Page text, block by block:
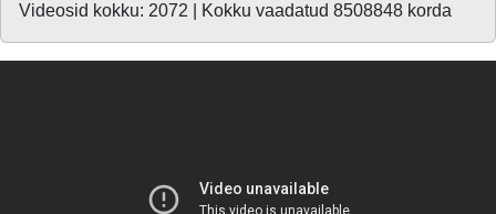
Videosid kokku: 2072 | Kokku vaadatud 8508848 korda